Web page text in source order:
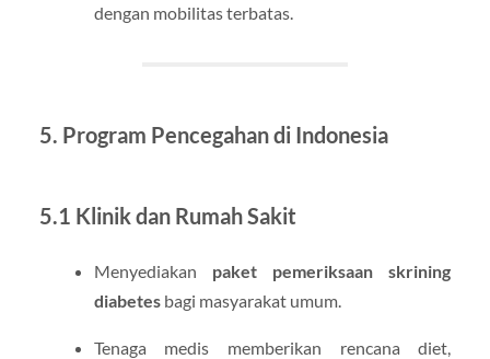
dengan mobilitas terbatas.
5. Program Pencegahan di Indonesia
5.1 Klinik dan Rumah Sakit
Menyediakan paket pemeriksaan skrining
diabetesbagi masyarakat umum.
Tenaga medis memberikan rencana diet,